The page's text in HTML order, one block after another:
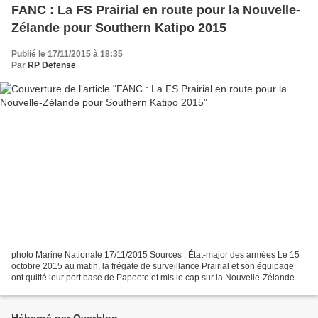
FANC : La FS Prairial en route pour la Nouvelle-
Zélande pour Southern Katipo 2015
Publié le 17/11/2015 à 18:35
Par RP Defense
photo Marine Nationale 17/11/2015 Sources : État-major des armées Le 15
octobre 2015 au matin, la frégate de surveillance Prairial et son équipage
ont quitté leur port base de Papeete et mis le cap sur la Nouvelle-Zélande